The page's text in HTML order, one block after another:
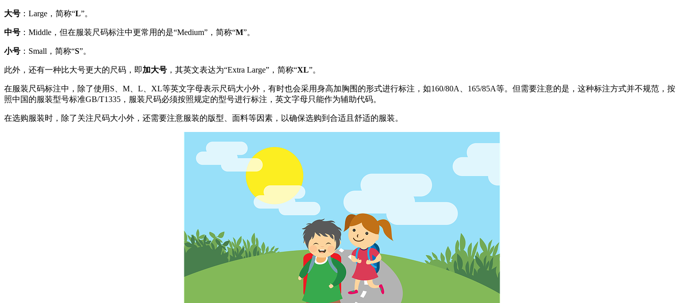
大号 ：Large，简称“L”。
中号 ：Middle，但在服装尺码标注中更常用的是“Medium”，简称“M”。
小号 ：Small，简称“S”。
此外，还有一种比大号更大的尺码，即加大号 ，其英文表达为“Extra Large”，简称“XL”。
在服装尺码标注中，除了使用S、M、L、XL等英文字母表示尺码大小外，有时也会采用身高加胸围的形式进行标注，如160/80A、165/85A等。但需要注意的是，这种标注方式并不规范，按
照中国的服装型号标准GB/T1335，服装尺码必须按照规定的型号进行标注，英文字母只能作为辅助代码。
在选购服装时，除了关注尺码大小外，还需要注意服装的版型、面料等因素，以确保选购到合适且舒适的服装。